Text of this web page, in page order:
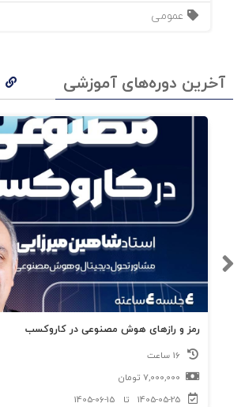
عمومی
آخرین دوره‌های آموزشی
رمز و رازهای هوش مصنوعی در کاروکسب
7,000,000 تومان
1405-05-25
تا 1405-06-15